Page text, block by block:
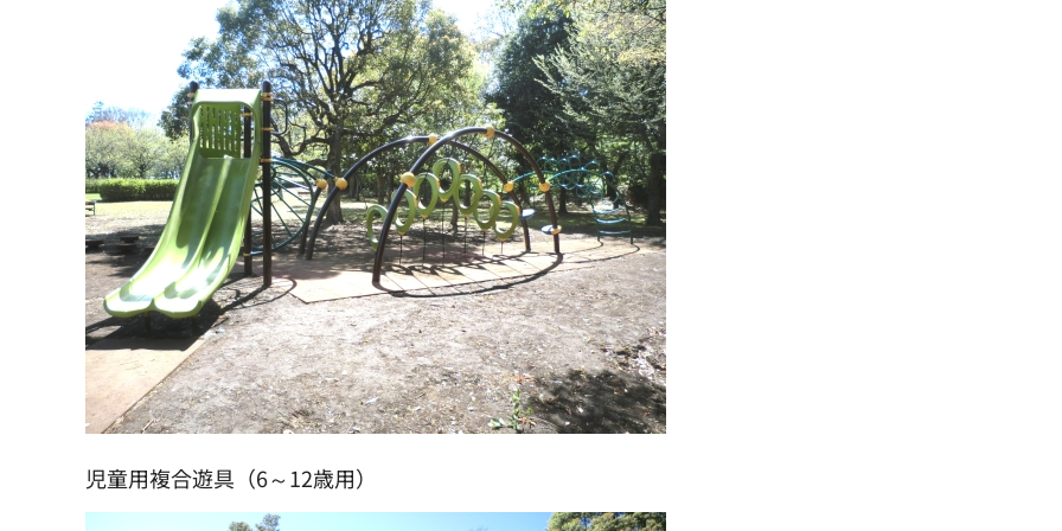
児童用複合遊具（6～12歳用）